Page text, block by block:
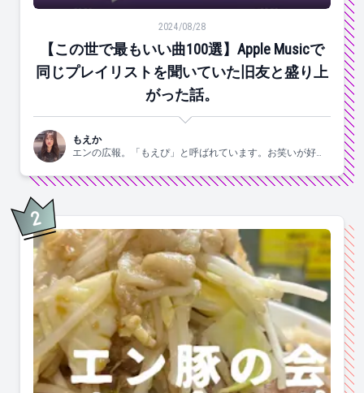
【この世で最もいい曲100選】Apple Musicで同じプレ
2024/08/28
【この世で最もいい曲100選】Apple Musicで
同じプレイリストを聞いていた旧友と盛り上
がった話。
もえか
エンの広報。「もえぴ」と呼ばれています。お笑いが好
2位